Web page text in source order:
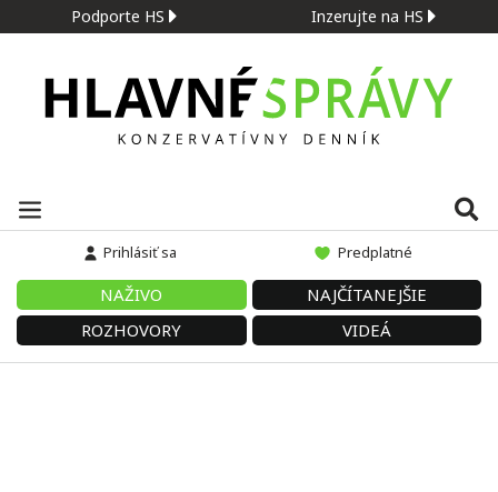
Podporte HS Inzerujte na HS
Prihlásiť sa Predplatné
NAŽIVO
NAJČÍTANEJŠIE
ROZHOVORY
VIDEÁ